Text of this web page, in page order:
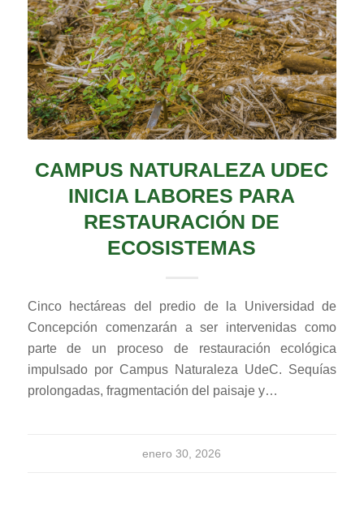
CAMPUS NATURALEZA UDEC
INICIA LABORES PARA
RESTAURACIÓN DE
ECOSISTEMAS
Cinco hectáreas del predio de la Universidad de
Concepción comenzarán a ser intervenidas como
parte de un proceso de restauración ecológica
impulsado por Campus Naturaleza UdeC. Sequías
prolongadas, fragmentación del paisaje y…
enero 30, 2026